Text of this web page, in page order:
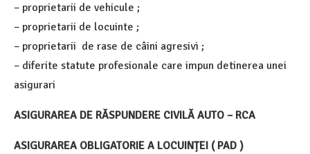
– proprietarii de vehicule ;
– proprietarii de locuinte ;
– proprietarii de rase de câini agresivi ;
– diferite statute profesionale care impun detinerea unei
asigurari
ASIGURAREA DE RĂSPUNDERE CIVILĂ AUTO – RCA
ASIGURAREA OBLIGATORIE A LOCUINȚEI ( PAD )